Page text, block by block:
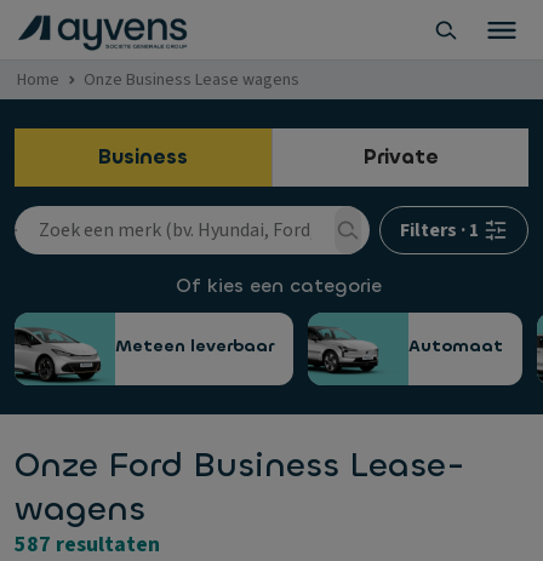
Home Onze Business Lease wagens
Business Private
Filters ·1
Of kies een categorie
Meteen leverbaar Automaat
Onze Ford Business Lease-
wagens
587 resultaten